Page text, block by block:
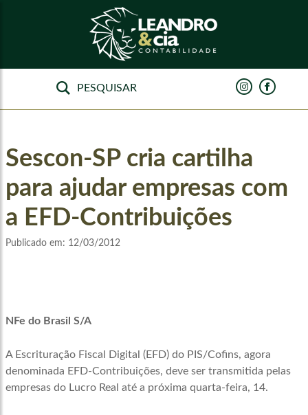
Sescon-SP cria cartilha
para ajudar empresas com
a EFD-Contribuições
Publicado em: 12/03/2012
NFe do Brasil S/A
A Escrituração Fiscal Digital (EFD) do PIS/Cofins, agora
denominada EFD-Contribuições, deve ser transmitida pelas
empresas do Lucro Real até a próxima quarta-feira, 14.